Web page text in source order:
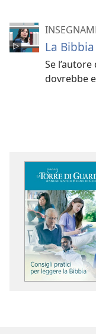
La
Se
dovrebbe